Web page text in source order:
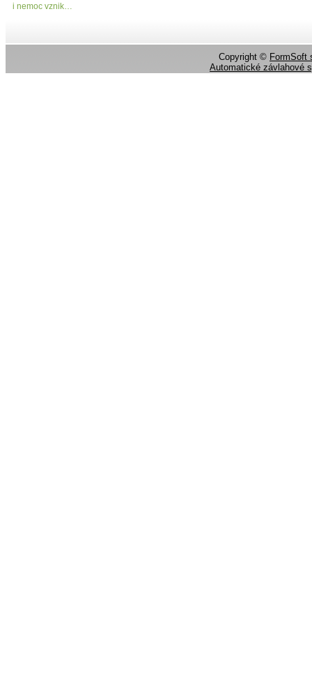
i nemoc vznik…
Copyright © FormSoft
Automatické závlahové